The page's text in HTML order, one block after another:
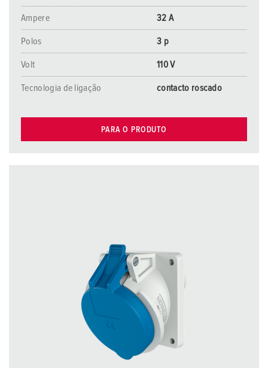
Ampere 32 A
Polos 3 p
Volt 110 V
Tecnologia de ligação contacto roscado
PARA O PRODUTO